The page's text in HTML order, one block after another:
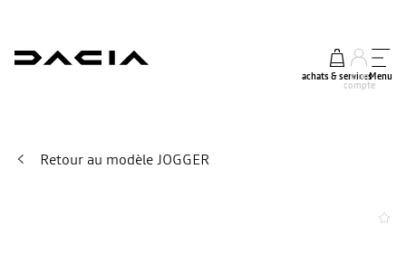
achats & services
mon
compte
Menu
Retour au modèle JOGGER